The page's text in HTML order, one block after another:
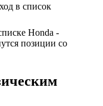
в список
Honda -
позиции со